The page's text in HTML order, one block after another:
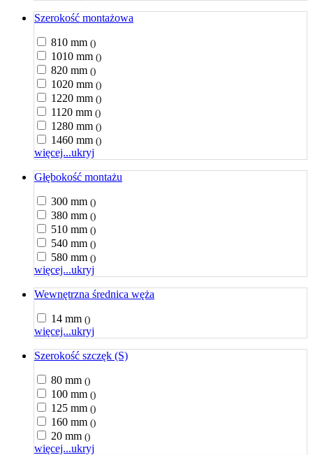
Szerokość montażowa
810 mm ()
1010 mm ()
820 mm ()
1020 mm ()
1220 mm ()
1120 mm ()
1280 mm ()
1460 mm ()
więcej...ukryj
Głębokość montażu
300 mm ()
380 mm ()
510 mm ()
540 mm ()
580 mm ()
więcej...ukryj
Wewnętrzna średnica węża
14 mm ()
więcej...ukryj
Szerokość szczęk (S)
80 mm ()
100 mm ()
125 mm ()
160 mm ()
20 mm ()
więcej...ukryj